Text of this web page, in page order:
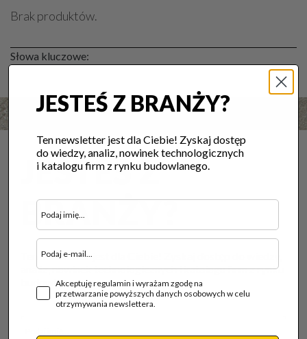
Brak produktów.
Słowa kluczowe:
JESTEŚ Z
BRANŻY?
Ten newsletter jest dla Ciebie! Zyskaj dostęp do wiedzy,
analiz, nowinek technologicznych i katalogu firm z rynku
budowlanego.
JESTEŚ Z BRANŻY?
Ten newsletter jest dla Ciebie! Zyskaj dostęp
do wiedzy, analiz, nowinek technologicznych
i katalogu firm z rynku budowlanego.
Akceptuję regulamin i wyrażam zgodę na
przetwarzanie powyższych danych osobowych w celu
otrzymywania newslettera.